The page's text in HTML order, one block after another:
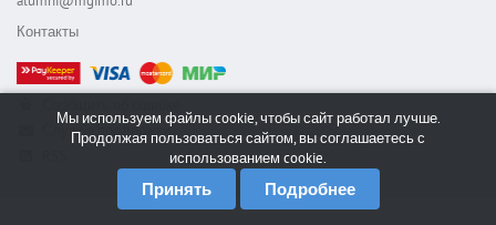
Контакты
Служба поддержки
Мы используем файлы cookie, чтобы сайт работал лучше.
Продолжая пользоваться сайтом, вы соглашаетесь с
использованием cookie.
Принять Подробнее